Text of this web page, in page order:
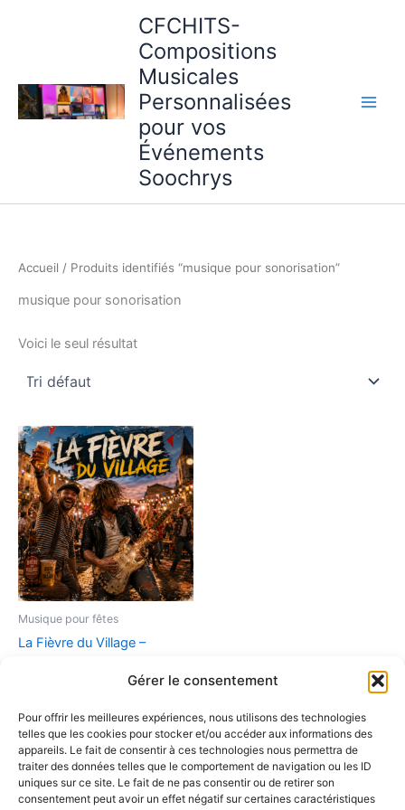
Gérer le consentement
Pour offrir les meilleures expériences, nous utilisons des technologies
telles que les cookies pour stocker et/ou accéder aux informations des
appareils. Le fait de consentir à ces technologies nous permettra de
traiter des données telles que le comportement de navigation ou les ID
uniques sur ce site. Le fait de ne pas consentir ou de retirer son
consentement peut avoir un effet négatif sur certaines caractéristiques
CFCHITS-
Compositions
Musicales
Personnalisées
pour vos
Événements
Soochrys
Accueil / Produits identifiés “musique pour sonorisation”
musique pour sonorisation
Voici le seul résultat
Musique pour fêtes
La Fièvre du Village –
d’Été (MP3 Haute Qualité)
9,90 €
Ajouter au panier